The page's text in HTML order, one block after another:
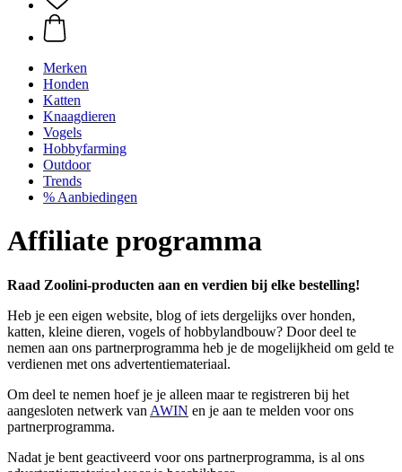
Merken
Honden
Katten
Knaagdieren
Vogels
Hobbyfarming
Outdoor
Trends
% Aanbiedingen
Affiliate programma
Raad Zoolini-producten aan en verdien bij elke bestelling!
Heb je een eigen website, blog of iets dergelijks over honden,
katten, kleine dieren, vogels of hobbylandbouw? Door deel te
nemen aan ons partnerprogramma heb je de mogelijkheid om geld te
verdienen met ons advertentiemateriaal.
Om deel te nemen hoef je je alleen maar te registreren bij het
aangesloten netwerk van AWIN en je aan te melden voor ons
partnerprogramma.
Nadat je bent geactiveerd voor ons partnerprogramma, is al ons